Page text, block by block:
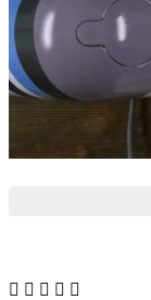
    